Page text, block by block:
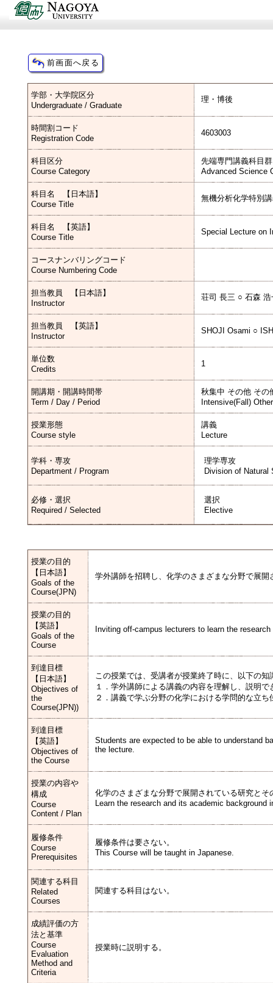
学部・大学院区分
Undergraduate / Graduate
理・博後
時間割コード
Registration Code
4603003
科目区分
Course Category
先端専門講義科目
Advanced Science
科目名 【日本語】
Course Title
無機分析化学特別
科目名 【英語】
Course Title
Special Lecture on
コースナンバリングコード
Course Numbering Code
担当教員 【日本語】
Instructor
荘司 長三 ○ 石森 浩
担当教員 【英語】
Instructor
SHOJI Osami ○
単位数
Credits
1
開講期・開講時間帯
Term / Day / Period
秋集中 その他 その
Intensive(Fall)
授業形態
Course style
講義
Lecture
学科・専攻
Department / Program
理学専攻
Division of Natural
必修・選択
Required / Selected
選択
Elective
授業の目的
【日本語】
Goals of the
Course(JPN)
学外講師を招聘し、化学のさまざまな分野で展
授業の目的
【英語】
Goals of the
Course
Inviting off-campus lecturers to learn the
到達目標
【日本語】
Objectives of
the
Course(JPN))
この授業では、受講者が授業終了時に、以下の
１．学外講師による講義の内容を理解し、説明で
２．講義で学ぶ分野の化学における学問的な立
到達目標
【英語】
Objectives of
the Course
Students are expected to be able to understand
the lecture.
授業の内容や
構成
Course
Content / Plan
化学のさまざまな分野で展開されている研究と
Learn the research and its academic
履修条件
Course
Prerequisites
履修条件は要さない。
This Course will be taught in Japanese.
関連する科目
Related
Courses
関連する科目はない。
成績評価の方
法と基準
Course
Evaluation
Method and
Criteria
授業時に説明する。